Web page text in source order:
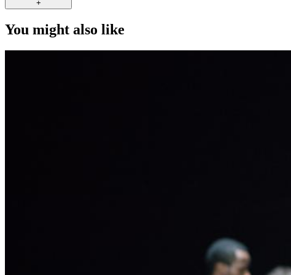
+
You might also like